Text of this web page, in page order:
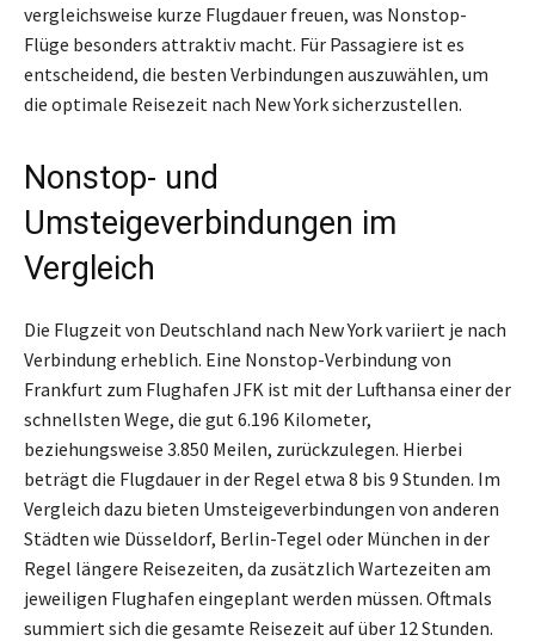
vergleichsweise kurze Flugdauer freuen, was Nonstop-
Flüge besonders attraktiv macht. Für Passagiere ist es
entscheidend, die besten Verbindungen auszuwählen, um
die optimale Reisezeit nach New York sicherzustellen.
Nonstop- und
Umsteigeverbindungen im
Vergleich
Die Flugzeit von Deutschland nach New York variiert je nach
Verbindung erheblich. Eine Nonstop-Verbindung von
Frankfurt zum Flughafen JFK ist mit der Lufthansa einer der
schnellsten Wege, die gut 6.196 Kilometer,
beziehungsweise 3.850 Meilen, zurückzulegen. Hierbei
beträgt die Flugdauer in der Regel etwa 8 bis 9 Stunden. Im
Vergleich dazu bieten Umsteigeverbindungen von anderen
Städten wie Düsseldorf, Berlin-Tegel oder München in der
Regel längere Reisezeiten, da zusätzlich Wartezeiten am
jeweiligen Flughafen eingeplant werden müssen. Oftmals
summiert sich die gesamte Reisezeit auf über 12 Stunden.